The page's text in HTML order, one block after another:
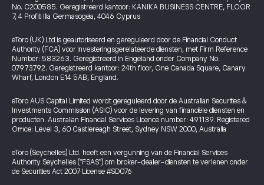
No. C200585. Geregistreerd kantoor: KANIKA BUSINESS CENTRE, FLOOR
7, 4 Profiti Ilia Germasogeia, 4046 Cyprus
eToro (UK) Ltd is geautoriseerd en gereguleerd door de Financial Conduct
Authority (FCA) voor investeringsgerelateerde diensten, met Firm Reference
Number: 583263. Geregistreerd in Engeland onder Company No.
07973792. Geregistreerd kantoor: 24th floor, One Canada Square, Canary
Wharf, London E14 5AB, England.
eToro AUS Capital Limited wordt gereguleerd door de Australian Securities &
Investments Commission (ASIC) voor de levering van financiële diensten en
producten. Australian Financial Services Licence number: 491139. Registered
Office: Level 3, 60 Castlereagh Street, Sydney NSW 2000, Australia
eToro (Seychelles) Ltd. heeft een vergunning van de Financial Services
Authority Seychelles ("FSAS") om broker-dealer-diensten te verlenen onder
de Securities Act 2007 License #SD076